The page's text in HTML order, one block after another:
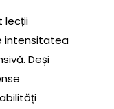
lecții
intensitatea
Deși